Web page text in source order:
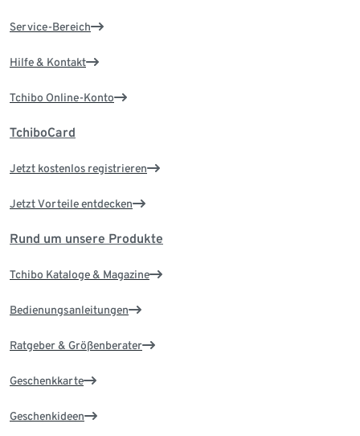
Service-Bereich
Hilfe & Kontakt
Tchibo Online-Konto
TchiboCard
Jetzt kostenlos registrieren
Jetzt Vorteile entdecken
Rund um unsere Produkte
Tchibo Kataloge & Magazine
Bedienungsanleitungen
Ratgeber & Größenberater
Geschenkkarte
Geschenkideen